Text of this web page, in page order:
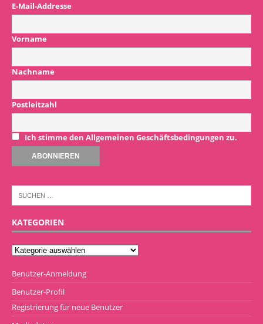
E-Mail-Addresse
Vorname
Nachname
Postleitzahl
Ich stimme den Allgemeinen Geschäftsbedingungen zu.
KATEGORIEN
Benutzer-Anmeldung
Benutzer-Profil
Registrierung für neue Benutzer